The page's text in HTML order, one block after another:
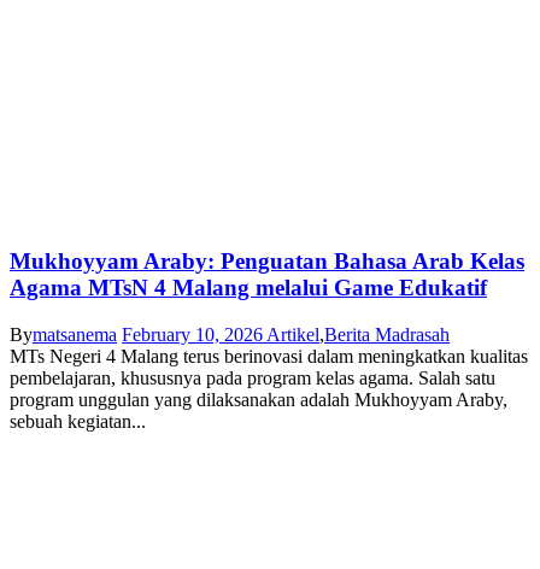
Mukhoyyam Araby: Penguatan Bahasa Arab Kelas
Agama MTsN 4 Malang melalui Game Edukatif
Bymatsanema February 10, 2026 Artikel,Berita Madrasah
MTs Negeri 4 Malang terus berinovasi dalam meningkatkan kualitas
pembelajaran, khususnya pada program kelas agama. Salah satu
program unggulan yang dilaksanakan adalah Mukhoyyam Araby,
sebuah kegiatan...